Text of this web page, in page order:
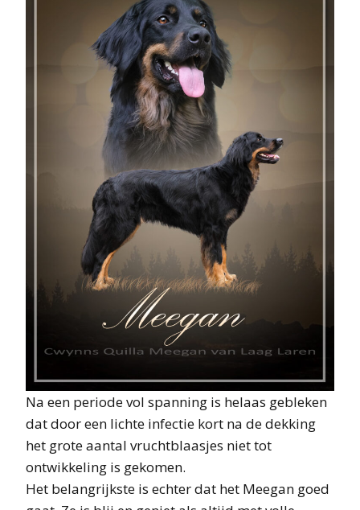
Na een periode vol spanning is helaas gebleken
dat door een lichte infectie kort na de dekking
het grote aantal vruchtblaasjes niet tot
ontwikkeling is gekomen.
Het belangrijkste is echter dat het Meegan goed